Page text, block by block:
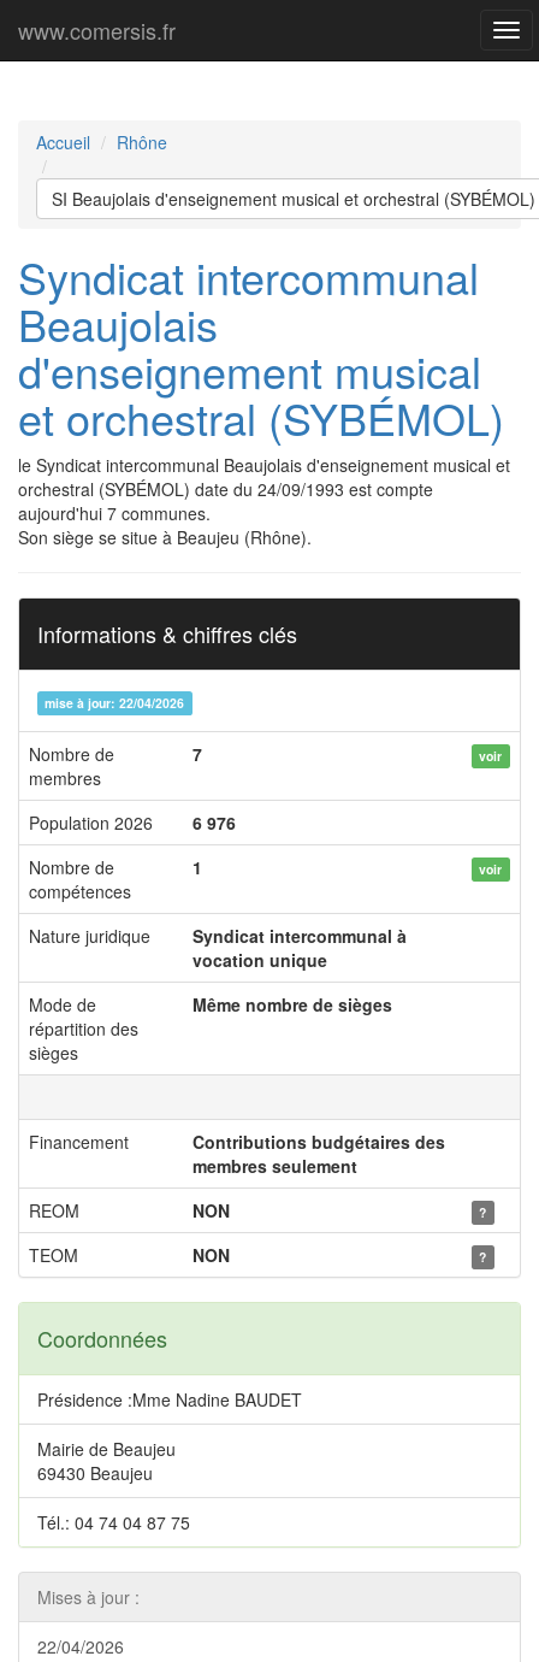
www.comersis.fr
Accueil Rhône
SI Beaujolais d'enseignement musical et orchestral (SYBÉMOL)
Syndicat intercommunal
Beaujolais
d'enseignement musical
et orchestral (SYBÉMOL)
le Syndicat intercommunal Beaujolais d'enseignement musical et
orchestral (SYBÉMOL) date du 24/09/1993 est compte
aujourd'hui 7 communes.
Son siège se situe à Beaujeu (Rhône).
Informations & chiffres clés
mise à jour: 22/04/2026
Nombre de
membres
7 voir
Population 2026
6 976
Nombre de
compétences
1 voir
Nature juridique
Syndicat intercommunal à
vocation unique
Mode de
répartition des
sièges
Même nombre de sièges
Financement
Contributions budgétaires des
membres seulement
REOM
NON ?
TEOM NON ?
Coordonnées
Présidence :Mme Nadine BAUDET
Mairie de Beaujeu
69430 Beaujeu
Tél.: 04 74 04 87 75
Mises à jour :
22/04/2026